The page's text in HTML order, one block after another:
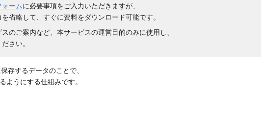
ームに必要事項をご入力いただきますが、
省略して、すぐに資料をダウンロード可能です。
のご案内など、本サービスの運営目的のみに使用し、
さい。
存するデータのことで、
ようにする仕組みです。